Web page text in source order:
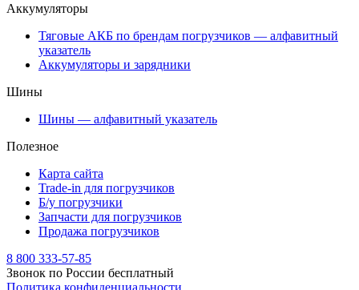
Аккумуляторы
Тяговые АКБ по брендам погрузчиков — алфавитный
указатель
Аккумуляторы и зарядники
Шины
Шины — алфавитный указатель
Полезное
Карта сайта
Trade-in для погрузчиков
Б/у погрузчики
Запчасти для погрузчиков
Продажа погрузчиков
8 800 333-57-85
Звонок по России бесплатный
Политика конфиденциальности